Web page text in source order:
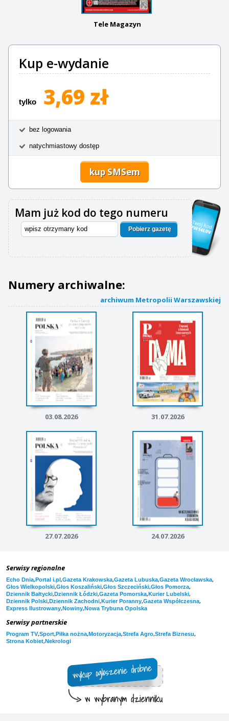
Tele Magazyn
Kup e-wydanie
tylko 3,69 zł
bez logowania
natychmiastowy dostęp
kup SMSem
Mam już kod do tego numeru
Pobierz gazetę
Numery archiwalne:
archiwum Metropolii Warszawskiej
03.08.2026 31.07.2026
27.07.2026 24.07.2026
Serwisy regionalne
Echo Dnia,Portal i.pl,Gazeta Krakowska,Gazeta Lubuska,Gazeta Wrocławska,
Głos Wielkopolski,Głos Koszaliński,Głos Szczeciński,Głos Pomorza,
Dziennik Bałtycki,Dziennik Łódzki,Gazeta Pomorska,Kurier Lubelski,
Dziennik Polski,Dziennik Zachodni,Kurier Poranny,Gazeta Współczesna,
Express Ilustrowany,Nowiny,Nowa Trybuna Opolska
Serwisy partnerskie
Program TV,Sport,Piłka nożna,Motoryzacja,Strefa Agro,Strefa Biznesu,
Strona Kobiet,Nekrologi